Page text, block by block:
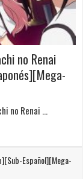
no Renai
no Renai …
Español][Mega-